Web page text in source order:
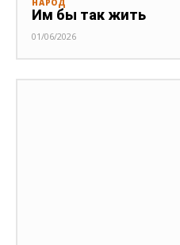
Им бы так жить
01/06/2026